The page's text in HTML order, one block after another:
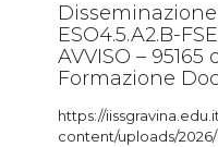
ESO4.5.A2.B-
AVVISO –
Formazione
https://
content/uploads/